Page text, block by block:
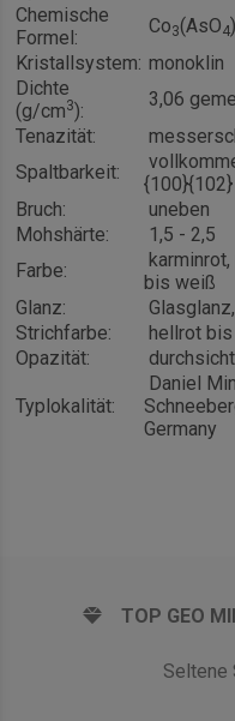
Chemische
Formel:
Co3(AsO4)
Kristallsystem: monoklin
Dichte
(g/cm3):
3,06
Tenazität:
Spaltbarkeit:
{100}{1 02}
Bruch:
uneben
Mohshärte:
1,5 - 2,5
Farbe:
bis weiß
Glanz:
Strichfarbe:
hellrot
Opazität:
Typlokalität:
Daniel
Germany
TOP GEO
Seltene